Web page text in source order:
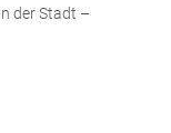
der Stadt –